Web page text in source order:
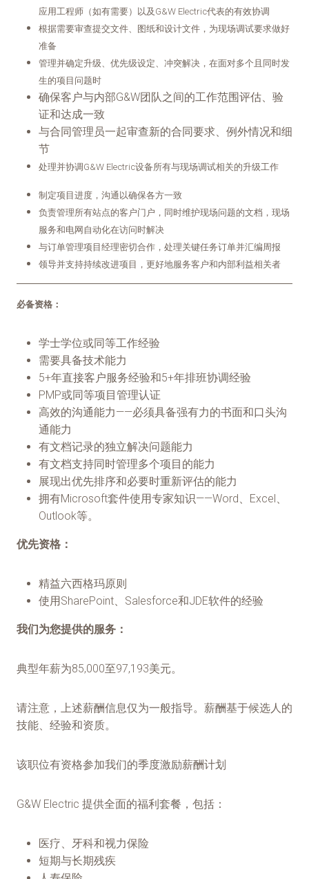
应用工程师（如有需要）以及G&W Electric代表的有效协调
根据需要审查提交文件、图纸和设计文件，为现场调试要求做好
准备
管理并确定升级、优先级设定、冲突解决，在面对多个且同时发
生的项目问题时
确保客户与内部G&W团队之间的工作范围评估、验
证和达成一致
与合同管理员一起审查新的合同要求、例外情况和细
节
处理并协调G&W Electric设备所有与现场调试相关的升级工作
制定项目进度，沟通以确保各方一致
负责管理所有站点的客户门户，同时维护现场问题的文档，现场
服务和电网自动化在访问时解决
与订单管理项目经理密切合作，处理关键任务订单并汇编周报
领导并支持持续改进项目，更好地服务客户和内部利益相关者
必备资格：
学士学位或同等工作经验
需要具备技术能力
5+年直接客户服务经验和5+年排班协调经验
PMP或同等项目管理认证
高效的沟通能力——必须具备强有力的书面和口头沟
通能力
有文档记录的独立解决问题能力
有文档支持同时管理多个项目的能力
展现出优先排序和必要时重新评估的能力
拥有Microsoft套件使用专家知识——Word、Excel、
Outlook等。
优先资格：
精益六西格玛原则
使用SharePoint、Salesforce和JDE软件的经验
我们为您提供的服务：
典型年薪为85,000至97,193美元。
请注意，上述薪酬信息仅为一般指导。薪酬基于候选人的
技能、经验和资质。
该职位有资格参加我们的季度激励薪酬计划
G&W Electric 提供全面的福利套餐，包括：
医疗、牙科和视力保险
短期与长期残疾